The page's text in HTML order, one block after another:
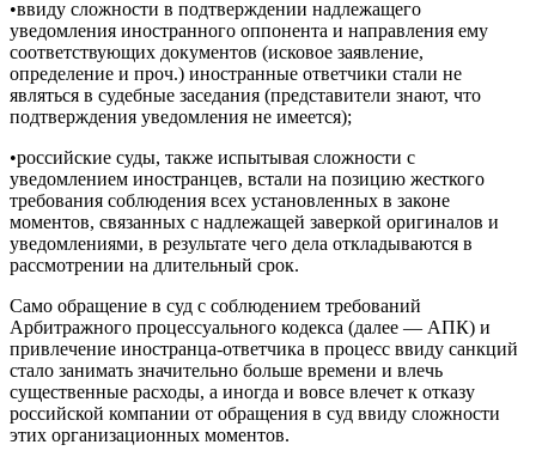
•ввиду сложности в подтверждении надлежащего
уведомления иностранного оппонента и направления ему
соответствующих документов (исковое заявление,
определение и проч.) иностранные ответчики стали не
являться в судебные заседания (представители знают, что
подтверждения уведомления не имеется);
•российские суды, также испытывая сложности с
уведомлением иностранцев, встали на позицию жесткого
требования соблюдения всех установленных в законе
моментов, связанных с надлежащей заверкой оригиналов и
уведомлениями, в результате чего дела откладываются в
рассмотрении на длительный срок.
Само обращение в суд с соблюдением требований
Арбитражного процессуального кодекса (далее — АПК) и
привлечение иностранца-ответчика в процесс ввиду санкций
стало занимать значительно больше времени и влечь
существенные расходы, а иногда и вовсе влечет к отказу
российской компании от обращения в суд ввиду сложности
этих организационных моментов.